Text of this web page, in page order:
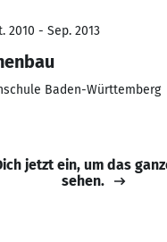
2010 - Sep. 2013
Baden-Württemberg
jetzt ein, um das
sehen.